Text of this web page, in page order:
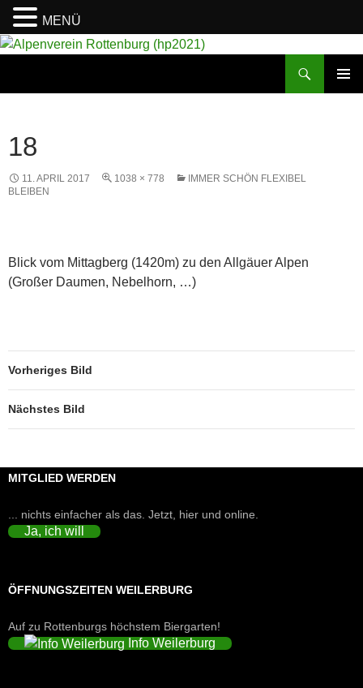
18
11. APRIL 2017 1038 × 778
IMMER SCHÖN FLEXIBEL
BLEIBEN
Blick vom Mittagberg (1420m) zu den Allgäuer Alpen
(Großer Daumen, Nebelhorn, …)
Vorheriges Bild
Nächstes Bild
MITGLIED WERDEN
... nichts einfacher als das. Jetzt, hier und online.
Ja, ich will
ÖFFNUNGSZEITEN WEILERBURG
Auf zu Rottenburgs höchstem Biergarten!
Info Weilerburg
MENÜ